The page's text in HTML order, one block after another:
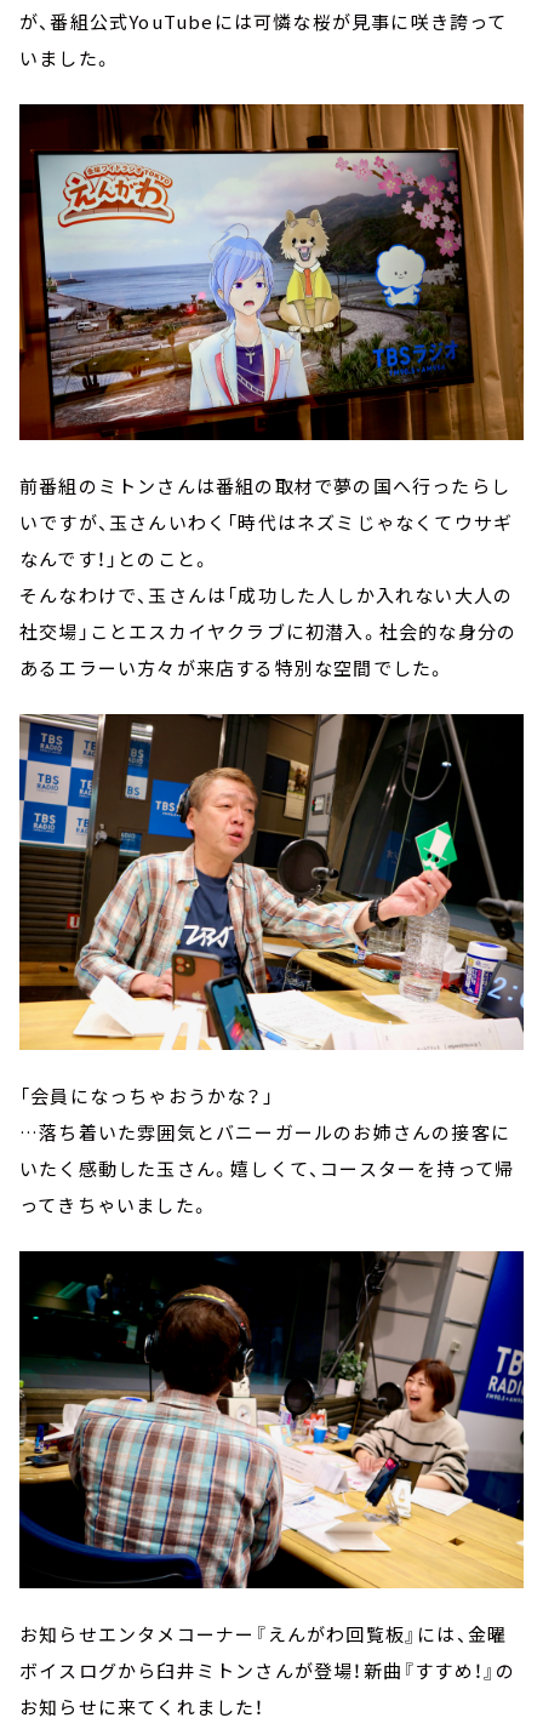
が、番組公式YouTubeには可憐な桜が見事に咲き誇って
いました。
前番組のミトンさんは番組の取材で夢の国へ行ったらし
いですが、玉さんいわく「時代はネズミじゃなくてウサギ
なんです！」とのこと。
そんなわけで、玉さんは「成功した人しか入れない大人の
社交場」ことエスカイヤクラブに初潜入。社会的な身分の
あるエラーい方々が来店する特別な空間でした。
「会員になっちゃおうかな？」
…落ち着いた雰囲気とバニーガールのお姉さんの接客に
いたく感動した玉さん。嬉しくて、コースターを持って帰
ってきちゃいました。
お知らせエンタメコーナー『えんがわ回覧板』には、金曜
ボイスログから臼井ミトンさんが登場！新曲『すすめ！』の
お知らせに来てくれました！